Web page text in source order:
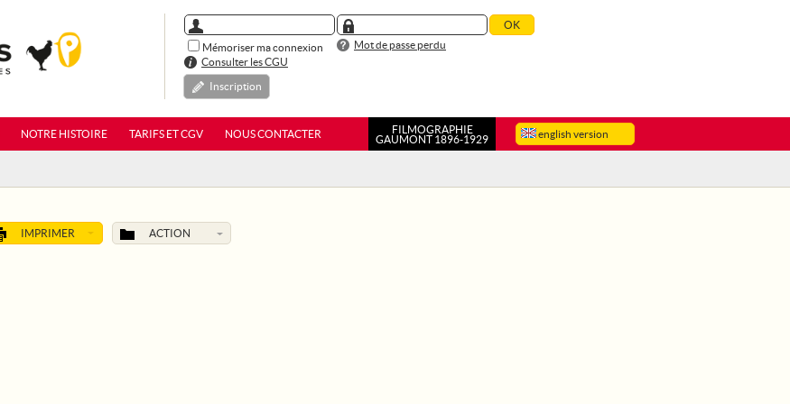
Mémoriser ma connexion
Mot de passe perdu
Consulter les CGU
Inscription
english version
NOTRE HISTOIRE TARIFS ET CGV NOUS CONTACTER
FILMOGRAPHIE
GAUMONT 1896-1929
IMPRIMER ACTION